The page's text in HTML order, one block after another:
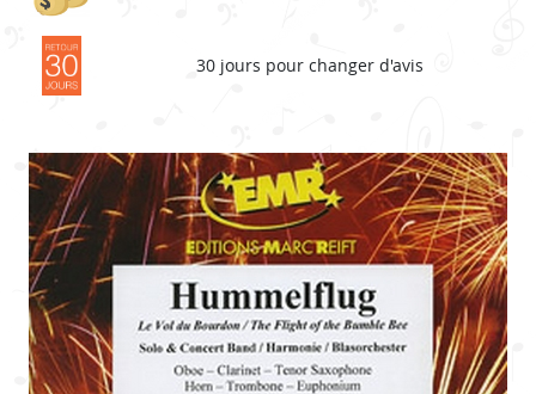
30 jours pour changer d'avis